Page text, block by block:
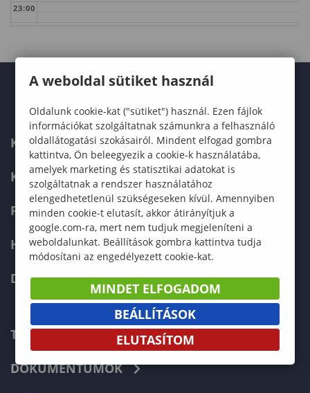
23:00
KARUNK
KÉPZÉSEK
FELVÉTELIZŐKNEK
HALLGATÓKNAK
DOKTORI ISKOLA
TELEFONKÖNYV
DOKUMENTUMOK
A weboldal sütiket használ
Oldalunk cookie-kat ("sütiket") használ. Ezen fájlok
információkat szolgáltatnak számunkra a felhasználó
oldallátogatási szokásairól. Mindent elfogad gombra
kattintva, Ön beleegyezik a cookie-k használatába,
amelyek marketing és statisztikai adatokat is
szolgáltatnak a rendszer használatához
elengedhetetlenül szükségeseken kívül. Amennyiben
minden cookie-t elutasít, akkor átirányítjuk a
google.com-ra, mert nem tudjuk megjeleníteni a
weboldalunkat. Beállítások gombra kattintva tudja
módosítani az engedélyezett cookie-kat.
MINDET ELFOGADOM
BEÁLLÍTÁSOK
ELUTASÍTOM